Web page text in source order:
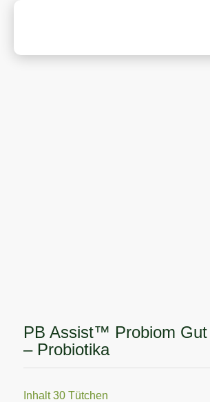
PB Assist™ Probiom Gut
– Probiotika
Inhalt 30 Tütchen